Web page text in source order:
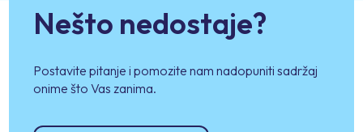
Nešto nedostaje?
Postavite pitanje i pomozite nam nadopuniti sadržaj
onime što Vas zanima.